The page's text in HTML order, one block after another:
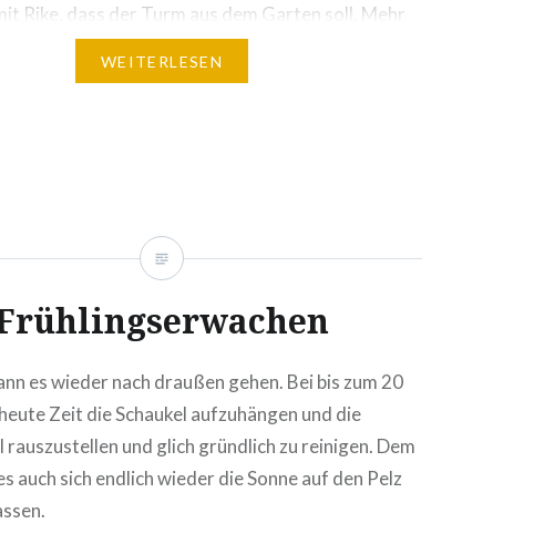
Rike, dass der Turm aus dem Garten soll. Mehr
es sich,…
WEITERLESEN
es wieder nach draußen gehen. Bei bis zum 20
Zeit die Schaukel aufzuhängen und die
und glich gründlich zu reinigen. Dem
auch sich endlich wieder die Sonne auf den Pelz